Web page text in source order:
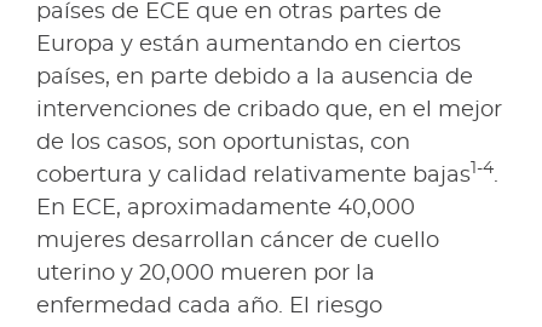
países de ECE que en otras partes de
Europa y están aumentando en ciertos
países, en parte debido a la ausencia de
intervenciones de cribado que, en el mejor
de los casos, son oportunistas, con
cobertura y calidad relativamente bajas 1-4.
En ECE, aproximadamente 40,000
mujeres desarrollan cáncer de cuello
uterino y 20,000 mueren por la
enfermedad cada año. El riesgo